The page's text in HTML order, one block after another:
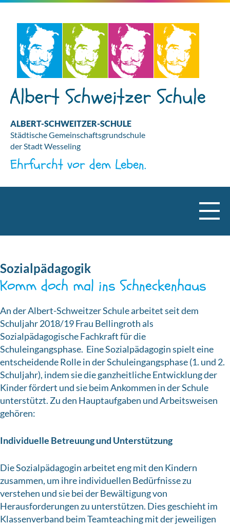
ALBERT-SCHWEITZER-SCHULE
Städtische Gemeinschaftsgrundschule
der Stadt Wesseling
Ehrfurcht vor dem Leben.
Sozialpädagogik
Komm doch mal ins Schneckenhaus
An der Albert-Schweitzer Schule arbeitet seit dem
Schuljahr 2018/19 Frau Bellingroth als
Sozialpädagogische Fachkraft für die
Schuleingangsphase. Eine Sozialpädagogin spielt eine
entscheidende Rolle in der Schuleingangsphase (1. und 2.
Schuljahr), indem sie die ganzheitliche Entwicklung der
Kinder fördert und sie beim Ankommen in der Schule
unterstützt. Zu den Hauptaufgaben und Arbeitsweisen
gehören:
Individuelle Betreuung und Unterstützung
Die Sozialpädagogin arbeitet eng mit den Kindern
zusammen, um ihre individuellen Bedürfnisse zu
verstehen und sie bei der Bewältigung von
Herausforderungen zu unterstützen. Dies geschieht im
Klassenverband beim Teamteaching mit der jeweiligen